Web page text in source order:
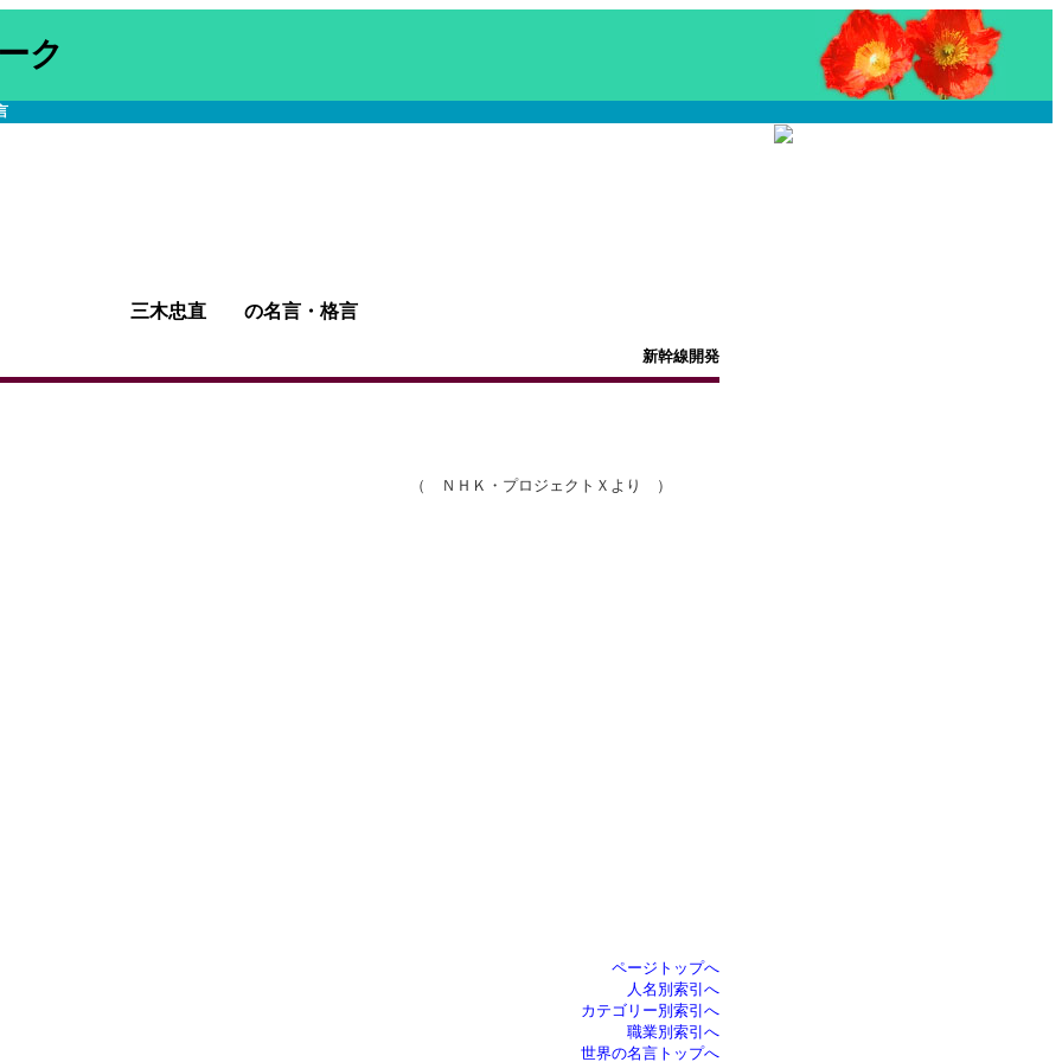
ク
三木忠直 の名言・格言
新幹線開発
（ ＮＨＫ・プロジェクトＸより ）
ページトップへ
人名別索引へ
カテゴリー別索引へ
職業別索引へ
世界の名言トップへ